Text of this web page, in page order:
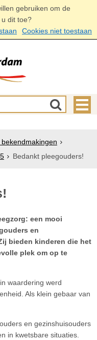
gebruiken om de
dit toe?
Cookies niet toestaan
Bedankt pleegouders!
een mooi
en
bieden kinderen die het
plek om op te
waardering werd
Als klein gebaar van
en gezinshuisouders
in kwetsbare situaties.